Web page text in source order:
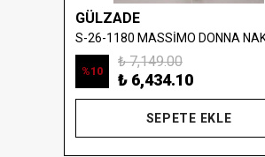
GÜLZADE
%10
₺ 7,149.00
₺ 6,434.10
SEPETE EKLE